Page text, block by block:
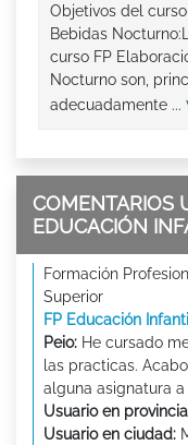
Objetivos del
Bebidas
curso FP
Nocturno son,
adecuadamente ...
COMENTARIOS
EDUCACIÓN
Formación
Superior
FP Educación
Peio: He cursado
las practicas.
alguna asignatura
Usuario en
Usuario en ciudad: